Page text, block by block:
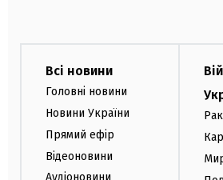
Всі новини
Головні новини
Новини України
Прямий ефір
Відеоновини